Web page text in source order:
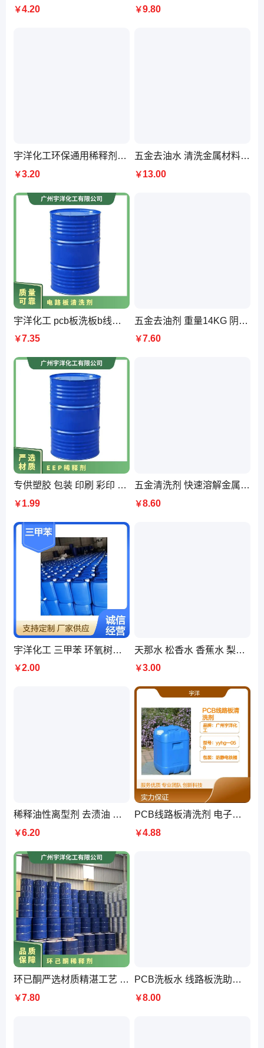
￥4.20 ￥9.80
宇洋化工环保通用稀释剂25kg桶装无色透明低味溶解性强
￥3.20
五金去油水 清洗金属材料加工后表面油污 不伤油漆 送货上门
￥13.00
宇洋化工 pcb板洗板b线路板清洗剂pcb电路板 工业级
￥7.35
五金去油剂 重量14KG 阴凉通风处 桶装 工业级 无色透明液体
￥7.60
专供塑胶 包装 印刷 彩印 胶印 水转印 颜料 油墨 涂料稀释剂 速度快 气味小
￥1.99
五金清洗剂 快速溶解金属加工油渍 清洁力强 送货上门
￥8.60
宇洋化工 三甲苯 环氧树脂固化剂 染料印刷油墨专用溶剂 印刷厂机械厂
￥2.00
天那水 松香水 香蕉水 梨油 工业级稀释剂 工业清洗 厂家直售 全国配送
￥3.00
稀释油性离型剂 去渍油 不伤产品表面 除油去渍除胶 密封性好 宇洋化工
￥6.20
PCB线路板清洗剂 电子板电路板去助焊剂油污 环保洗板水
￥4.88
环已酮严选材质精湛工艺 岳化品牌99%有效成分含量优质良品
￥7.80
PCB洗板水 线路板洗助焊剂松香残留波峰回流焊 专用 手洗超声波洗
￥8.00